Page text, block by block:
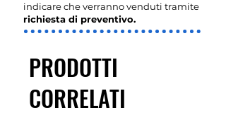
indicare che verranno venduti tramite
richiesta di preventivo.
PRODOTTI
CORRELATI